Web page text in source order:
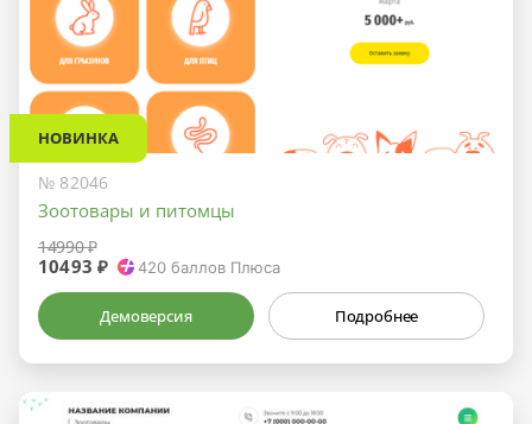
НОВИНКА
№ 82046
Зоотовары и питомцы
14990 ₽
10493 ₽ 420 баллов Плюса
Демоверсия Подробнее